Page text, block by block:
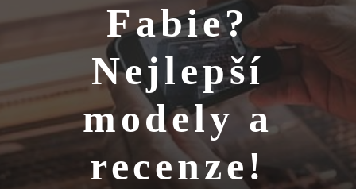
Fabie?
Nejlepší
modely a
recenze!